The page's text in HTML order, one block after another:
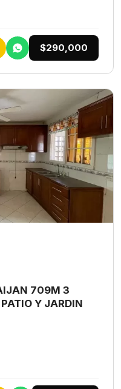
$290,000
709M 3
Y JARDIN